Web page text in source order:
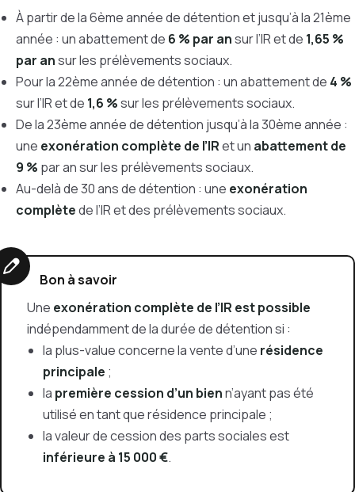
À partir de la 6ème année de détention et jusqu’à la 21ème
année : un abattement de 6 % par ansur l’IR et de 1,65 %
par ansur les prélèvements sociaux.
Pour la 22ème année de détention : un abattement de 4 %
sur l’IR et de 1,6 %sur les prélèvements sociaux.
De la 23ème année de détention jusqu’à la 30ème année :
une exonération complète de l’IRet un abattement de
9 % par an sur les prélèvements sociaux.
Au-delà de 30 ans de détention : une exonération
complètede l’IR et des prélèvements sociaux.
Bon à savoir
Une exonération complète de l’IR est possible
indépendamment de la durée de détention si :
la plus-value concerne la vente d’une résidence
principale ;
la première cession d’un bienn’ayant pas été
utilisé en tant que résidence principale ;
la valeur de cession des parts sociales est
inférieure à 15 000 €.